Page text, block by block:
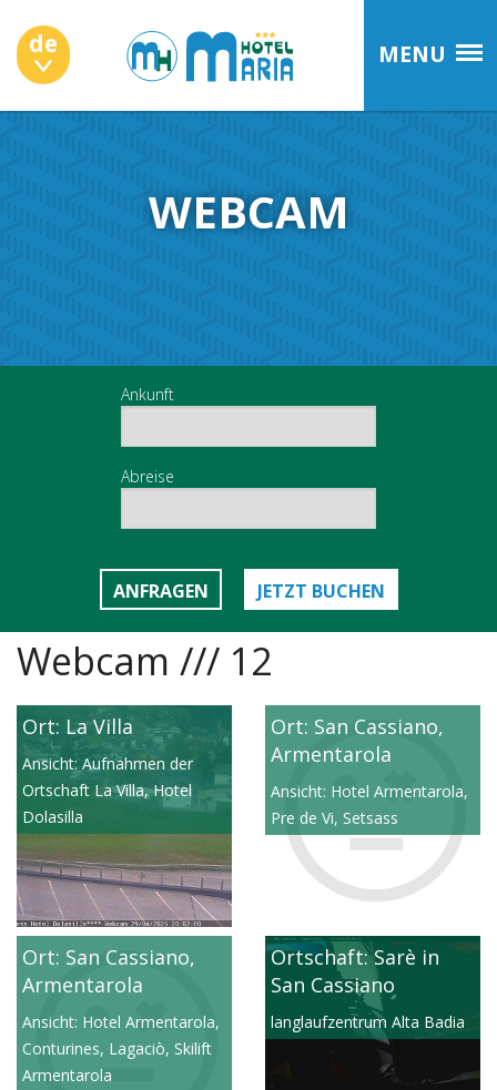
de MENU
WEBCAM
Ankunft
Abreise
ANFRAGEN JETZT BUCHEN
Webcam /// 12
Ort: La Villa
Ansicht: Aufnahmen der
Ortschaft La Villa, Hotel
Dolasilla
Ort: San Cassiano,
Armentarola
Ansicht: Hotel Armentarola,
Pre de Vi, Setsass
Ort: San Cassiano,
Armentarola
Ansicht: Hotel Armentarola,
Conturines, Lagaciò, Skilift
Armentarola
Ortschaft: Sarè in
San Cassiano
langlaufzentrum Alta Badia